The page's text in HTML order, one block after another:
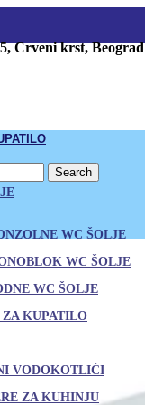
Crveni krst, Beograd
Search
WC ŠOLJE
WC ŠOLJE
WC ŠOLJE
ZA KUPATILO
VODOKOTLIĆI
ZA KUHINJU